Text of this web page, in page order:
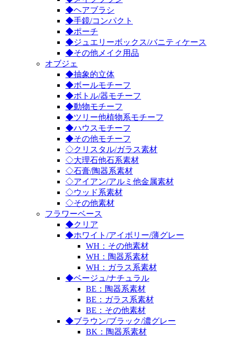
◆ヘアブラシ
◆手鏡/コンパクト
◆ポーチ
◆ジュエリーボックス/バニティケース
◆その他メイク用品
オブジェ
◆抽象的立体
◆ボールモチーフ
◆ボトル/器モチーフ
◆動物モチーフ
◆ツリー他植物系モチーフ
◆ハウスモチーフ
◆その他モチーフ
◇クリスタル/ガラス素材
◇大理石他石系素材
◇石膏/陶器系素材
◇アイアン/アルミ他金属素材
◇ウッド系素材
◇その他素材
フラワーベース
◆クリア
◆ホワイト/アイボリー/薄グレー
WH：その他素材
WH：陶器系素材
WH：ガラス系素材
◆ベージュ/ナチュラル
BE：陶器系素材
BE：ガラス系素材
BE：その他素材
◆ブラウン/ブラック/濃グレー
BK：陶器系素材